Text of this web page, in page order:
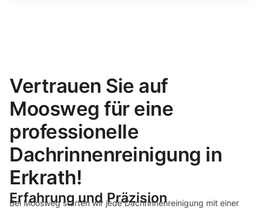
Vertrauen Sie auf
Moosweg für eine
professionelle
Dachrinnenreinigung in
Erkrath!
Erfahrung und Präzision
Bei Moosweg starten wir jede Dachrinnenreinigung mit einer